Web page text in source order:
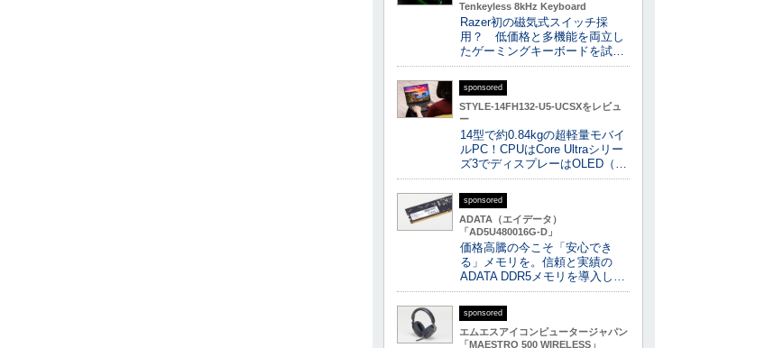
Tenkeyless 8kHz Keyboard
Razer初の磁気式スイッチ採
用？ 低価格と多機能を両立し
たゲーミングキーボードを試…
sponsored
STYLE-14FH132-U5-UCSXをレビュ
ー
14型で約0.84kgの超軽量モバイ
ルPC！CPUはCore Ultraシリー
ズ3でディスプレーはOLED（…
sponsored
ADATA（エイデータ）
「AD5U480016G-D」
価格高騰の今こそ「安心でき
る」メモリを。信頼と実績の
ADATA DDR5メモリを導入し…
sponsored
エムエスアイコンピュータージャパン
「MAESTRO 500 WIRELESS」